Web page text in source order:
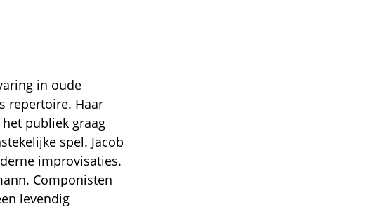
in oude
repertoire. Haar
publiek graag
spel. Jacob
improvisaties.
Componisten
levendig